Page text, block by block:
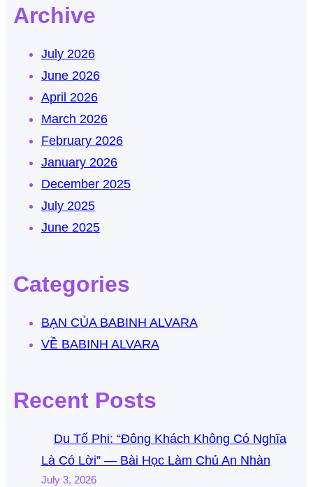
Archive
July 2026
June 2026
April 2026
March 2026
February 2026
January 2026
December 2025
July 2025
June 2025
Categories
BẠN CỦA BABINH ALVARA
VỀ BABINH ALVARA
Recent Posts
Du Tố Phi: “Đông Khách Không Có Nghĩa
Là Có Lời” — Bài Học Làm Chủ An Nhàn
July 3, 2026